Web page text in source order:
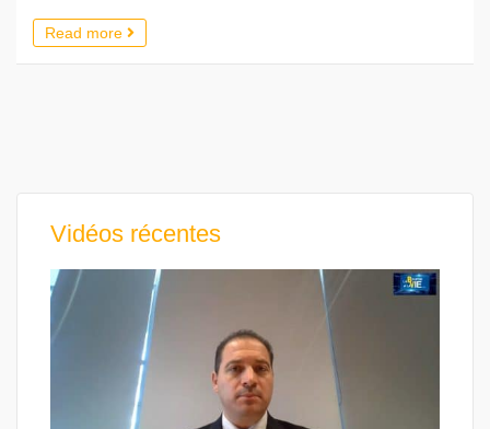
Read more
Vidéos récentes